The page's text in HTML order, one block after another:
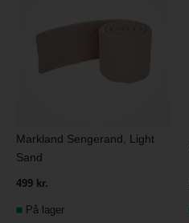
Markland Sengerand, Light
Sand
499 kr.
På lager